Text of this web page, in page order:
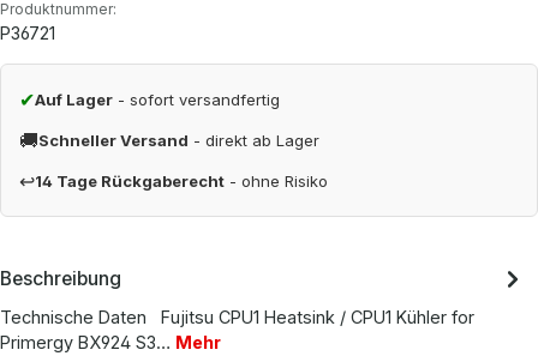
Produktnummer:
P36721
✔Auf Lager - sofort versandfertig
🚚Schneller Versand - direkt ab Lager
↩14 Tage Rückgaberecht - ohne Risiko
Beschreibung
Technische Daten Fujitsu CPU1 Heatsink / CPU1 Kühler for
Primergy BX924 S3… Mehr